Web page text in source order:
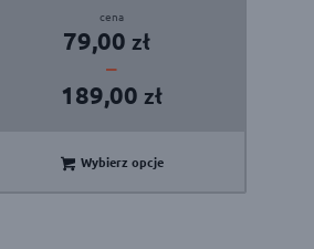
79,00 zł
–
189,00 zł
Zakres
cen:
od
79,00 zł
189,00 zł
Wybierz opcje